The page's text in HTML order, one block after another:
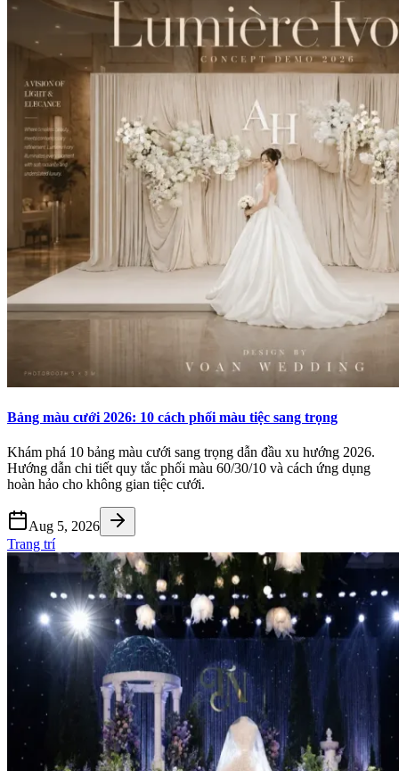
Bảng màu cưới 2026: 10 cách phối màu tiệc sang trọng
Khám phá 10 bảng màu cưới sang trọng dẫn đầu xu hướng 2026.
Hướng dẫn chi tiết quy tắc phối màu 60/30/10 và cách ứng dụng
hoàn hảo cho không gian tiệc cưới.
Aug 5, 2026
Trang trí